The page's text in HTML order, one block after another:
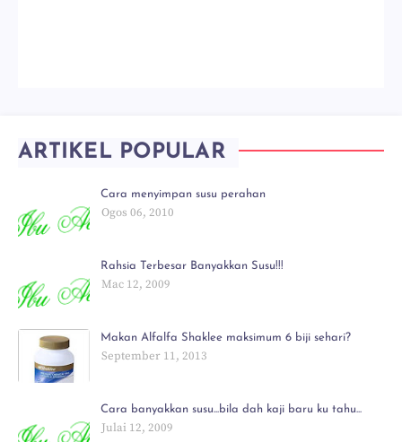
ARTIKEL POPULAR
Cara menyimpan susu perahan
Ogos 06, 2010
Rahsia Terbesar Banyakkan Susu!!!
Mac 12, 2009
Makan Alfalfa Shaklee maksimum 6 biji sehari?
September 11, 2013
Cara banyakkan susu...bila dah kaji baru ku tahu...
Julai 12, 2009